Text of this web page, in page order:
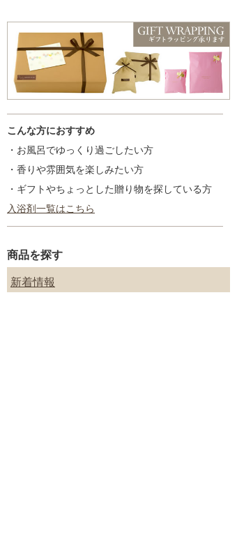
こんな方におすすめ
・お風呂でゆっくり過ごしたい方
・香りや雰囲気を楽しみたい方
・ギフトやちょっとした贈り物を探している方
入浴剤一覧はこちら
商品を探す
新着情報